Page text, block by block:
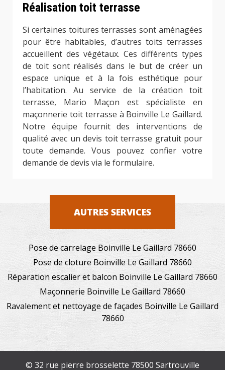
Réalisation toit terrasse
Si certaines toitures terrasses sont aménagées
pour être habitables, d’autres toits terrasses
accueillent des végétaux. Ces différents types
de toit sont réalisés dans le but de créer un
espace unique et à la fois esthétique pour
l’habitation. Au service de la création toit
terrasse, Mario Maçon est spécialiste en
maçonnerie toit terrasse à Boinville Le Gaillard.
Notre équipe fournit des interventions de
qualité avec un devis toit terrasse gratuit pour
toute demande. Vous pouvez confier votre
demande de devis via le formulaire.
AUTRES SERVICES
Pose de carrelage Boinville Le Gaillard 78660
Pose de cloture Boinville Le Gaillard 78660
Réparation escalier et balcon Boinville Le Gaillard 78660
Maçonnerie Boinville Le Gaillard 78660
Ravalement et nettoyage de façades Boinville Le Gaillard
78660
© 32 rue pierre brosselette 78500 Sartrouville